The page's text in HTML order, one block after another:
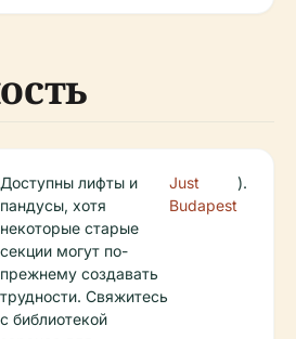
Доступны лифты и
пандусы, хотя
некоторые старые
секции могут по-
прежнему создавать
трудности. Свяжитесь
с библиотекой
Just
Budapest
).